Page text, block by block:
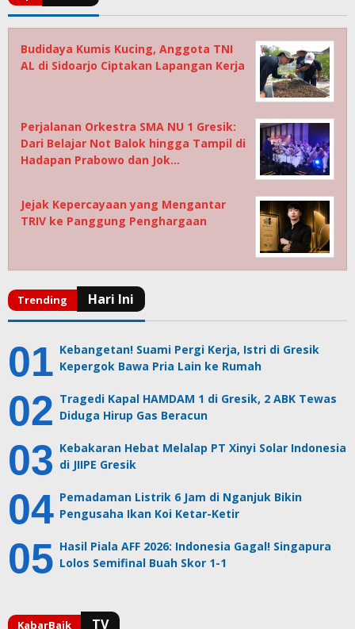
Budidaya Kumis Kucing, Anggota TNI
AL di Sidoarjo Ciptakan Lapangan Kerja
Perjalanan Orkestra SMA NU 1 Gresik:
Dari Belajar Not Balok hingga Tampil di
Hadapan Prabowo dan Jok…
Jejak Kepercayaan yang Mengantar
TRIV ke Panggung Penghargaan
Kebangetan! Suami Pergi Kerja, Istri di Gresik
Kepergok Bawa Pria Lain ke Rumah
Tragedi Kapal HAMDAM 1 di Gresik, 2 ABK Tewas
Diduga Hirup Gas Beracun
Kebakaran Hebat Melalap PT Xinyi Solar Indonesia
di JIIPE Gresik
Pemadaman Listrik 6 Jam di Nganjuk Bikin
Pengusaha Ikan Koi Ketar-Ketir
Hasil Piala AFF 2026: Indonesia Gagal! Singapura
Lolos Semifinal Buah Skor 1-1